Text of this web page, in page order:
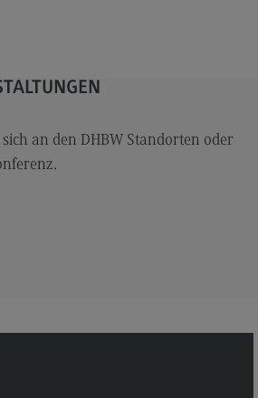
Informationstechnik
und
an den DHBW Standorten oder